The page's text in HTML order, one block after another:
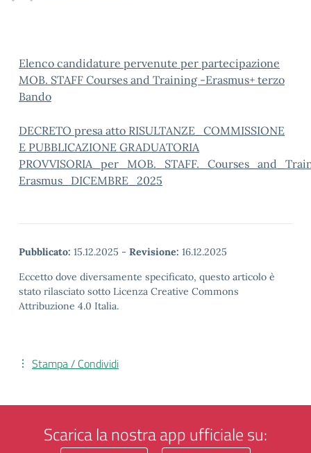
Elenco candidature pervenute per partecipazione
MOB. STAFF Courses and Training -Erasmus+ terzo
Bando
DECRETO presa atto RISULTANZE_COMMISSIONE
E PUBBLICAZIONE GRADUATORIA
Erasmus_DICEMBRE_2025
Pubblicato: 15.12.2025 - Revisione: 16.12.2025
Eccetto dove diversamente specificato, questo articolo è
stato rilasciato sotto Licenza Creative Commons
Attribuzione 4.0 Italia.
Stampa / Condividi
Scarica la nostra app ufficiale su: